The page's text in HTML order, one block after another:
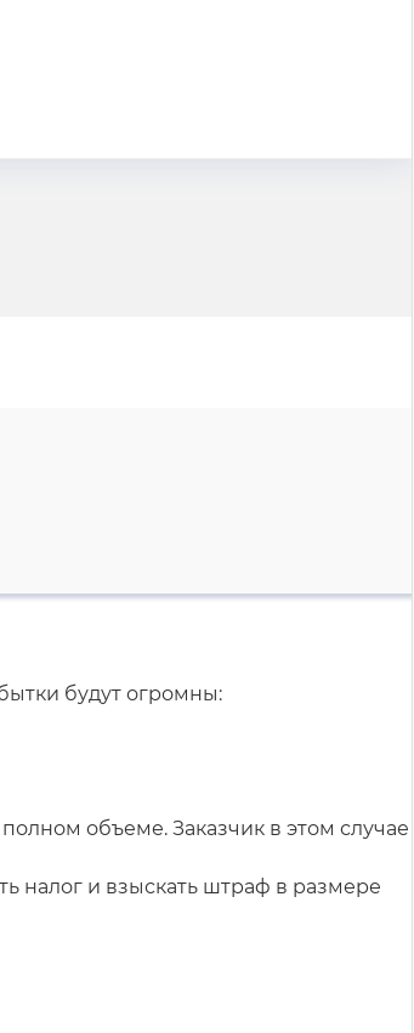
будут огромны:
объеме. Заказчик в этом случае
налог и взыскать штраф в размере